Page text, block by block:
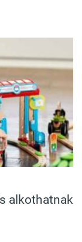
alkothatnak